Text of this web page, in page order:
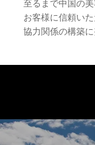
至るまで中国の
お客様に信頼い
協力関係の構築